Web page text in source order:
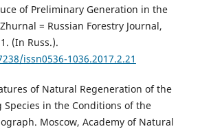
of Preliminary Generation in the
= Russian Forestry Journal,
(In Russ.).
issn0536-1036.2017.2.21
of Natural Regeneration of the
Species in the Conditions of the
Moscow, Academy of Natural